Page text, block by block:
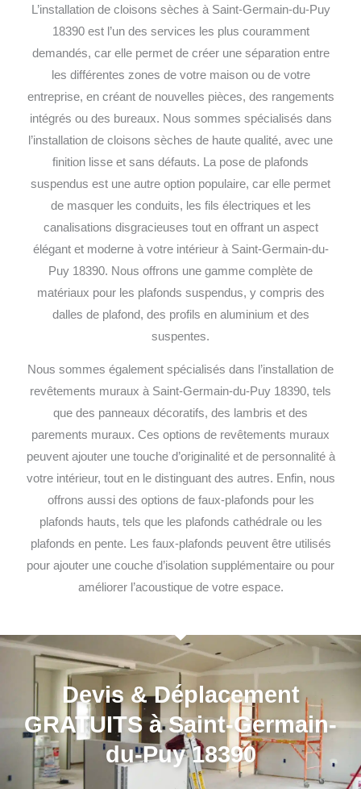
L’installation de cloisons sèches à Saint-Germain-du-Puy
18390 est l’un des services les plus couramment
demandés, car elle permet de créer une séparation entre
les différentes zones de votre maison ou de votre
entreprise, en créant de nouvelles pièces, des rangements
intégrés ou des bureaux. Nous sommes spécialisés dans
l’installation de cloisons sèches de haute qualité, avec une
finition lisse et sans défauts.
La pose de plafonds
suspendus est une autre option populaire, car elle permet
de masquer les conduits, les fils électriques et les
canalisations disgracieuses tout en offrant un aspect
élégant et moderne à votre intérieur à Saint-Germain-du-
Puy 18390. Nous offrons une gamme complète de
matériaux pour les plafonds suspendus, y compris des
dalles de plafond, des profils en aluminium et des
suspentes.
Nous sommes également spécialisés dans l’installation de
revêtements muraux à Saint-Germain-du-Puy 18390, tels
que des panneaux décoratifs, des lambris et des
parements muraux. Ces options de revêtements muraux
peuvent ajouter une touche d’originalité et de personnalité à
votre intérieur, tout en le distinguant des autres. Enfin, nous
offrons aussi des options de faux-plafonds pour les
plafonds hauts, tels que les plafonds cathédrale ou les
plafonds en pente. Les faux-plafonds peuvent être utilisés
pour ajouter une couche d’isolation supplémentaire ou pour
améliorer l’acoustique de votre espace.
Devis & Déplacement
GRATUITS à Saint-Germain-
du-Puy 18390